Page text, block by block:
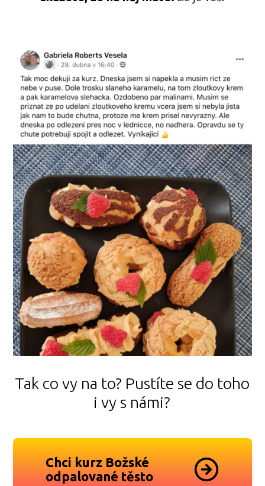
Tak co vy na to? Pustíte se do toho
i vy s námi?
Chci kurz Božské
odpalované těsto